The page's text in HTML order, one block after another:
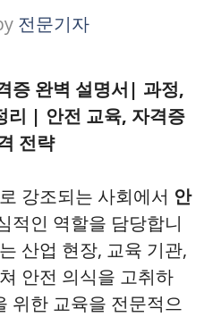
전문기자
증 완벽 설명서| 과정,
리 | 안전 교육, 자격증
전략
강조되는 사회에서 안
적인 역할을 담당합니
산업 현장, 교육 기관,
안전 의식을 고취하
위한 교육을 전문적으